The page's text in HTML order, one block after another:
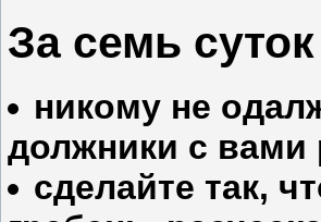
За семь
никому не
должники с вами
сделайте так,